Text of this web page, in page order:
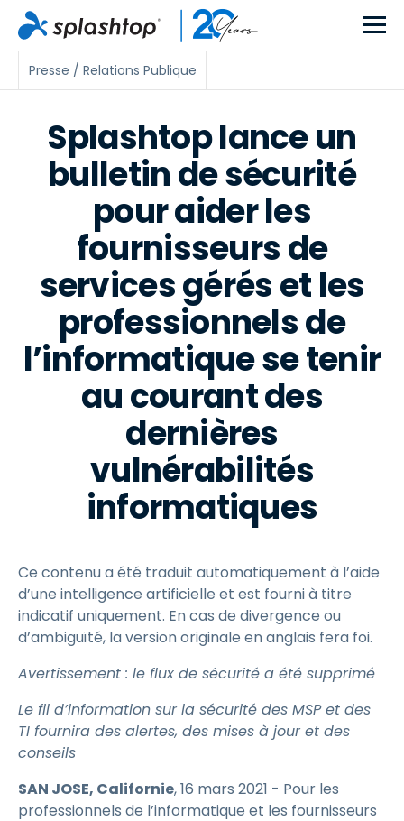
Presse / Relations Publique
Splashtop lance un
bulletin de sécurité
pour aider les
fournisseurs de
services gérés et les
professionnels de
l’informatique se tenir
au courant des
dernières
vulnérabilités
informatiques
Ce contenu a été traduit automatiquement à l’aide
d’une intelligence artificielle et est fourni à titre
indicatif uniquement. En cas de divergence ou
d’ambiguïté, la version originale en anglais fera foi.
Avertissement : le flux de sécurité a été supprimé
Le fil d’information sur la sécurité des MSP et des
TI fournira des alertes, des mises à jour et des
conseils
SAN JOSE, Californie, 16 mars 2021 - Pour les
professionnels de l’informatique et les fournisseurs